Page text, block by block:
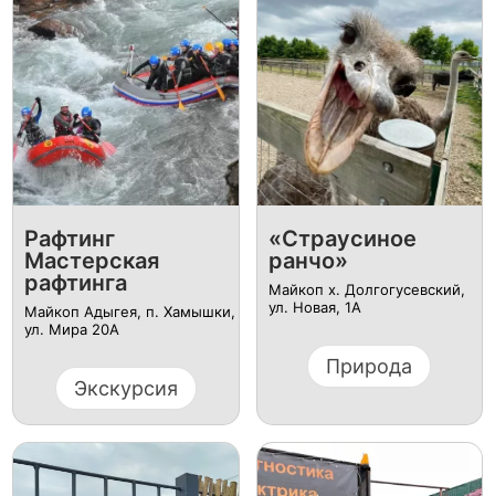
Рафтинг
Мастерская
рафтинга
Майкоп Адыгея, п. Хамышки,
ул. Мира 20А
Экскурсия
«Страусиное
ранчо»
Майкоп х. Долгогусевский,
ул. Новая, 1А
Природа